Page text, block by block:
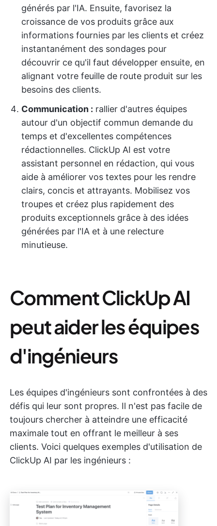
générés par l'IA. Ensuite, favorisez la
croissance de vos produits grâce aux
informations fournies par les clients et créez
instantanément des sondages pour
découvrir ce qu'il faut développer ensuite, en
alignant votre feuille de route produit sur les
besoins des clients.
Communication : rallier d'autres équipes
autour d'un objectif commun demande du
temps et d'excellentes compétences
rédactionnelles. ClickUp AI est votre
assistant personnel en rédaction, qui vous
aide à améliorer vos textes pour les rendre
clairs, concis et attrayants. Mobilisez vos
troupes et créez plus rapidement des
produits exceptionnels grâce à des idées
générées par l'IA et à une relecture
minutieuse.
Comment ClickUp AI
peut aider les équipes
d'ingénieurs
Les équipes d'ingénieurs sont confrontées à des
défis qui leur sont propres. Il n'est pas facile de
toujours chercher à atteindre une efficacité
maximale tout en offrant le meilleur à ses
clients. Voici quelques exemples d'utilisation de
ClickUp AI par les ingénieurs :